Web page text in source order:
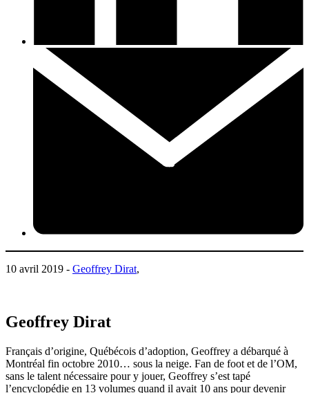
10 avril 2019 - Geoffrey Dirat,
Geoffrey Dirat
Français d’origine, Québécois d’adoption, Geoffrey a débarqué à
Montréal fin octobre 2010… sous la neige. Fan de foot et de l’OM,
sans le talent nécessaire pour y jouer, Geoffrey s’est tapé
l’encyclopédie en 13 volumes quand il avait 10 ans pour devenir